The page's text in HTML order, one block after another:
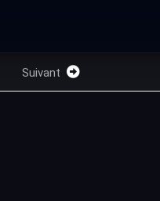
Suivant